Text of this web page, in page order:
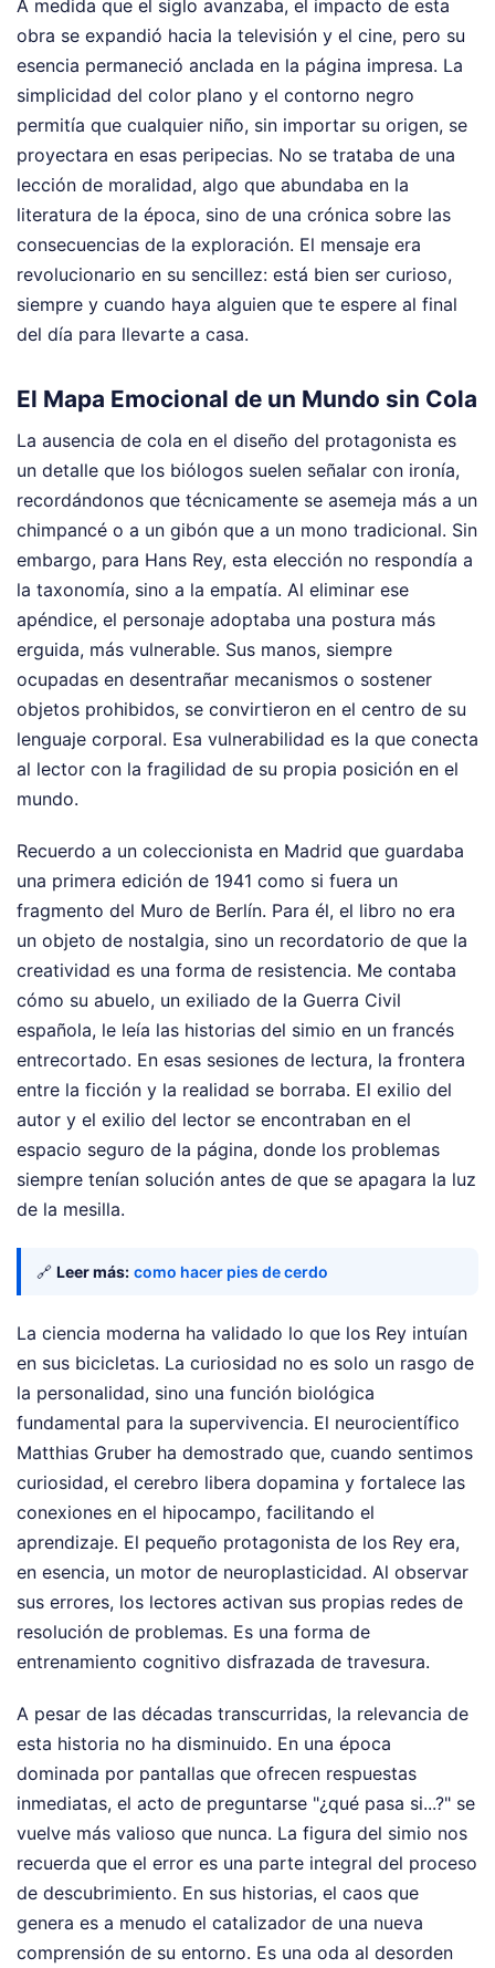
A medida que el siglo avanzaba, el impacto de esta
obra se expandió hacia la televisión y el cine, pero su
esencia permaneció anclada en la página impresa. La
simplicidad del color plano y el contorno negro
permitía que cualquier niño, sin importar su origen, se
proyectara en esas peripecias. No se trataba de una
lección de moralidad, algo que abundaba en la
literatura de la época, sino de una crónica sobre las
consecuencias de la exploración. El mensaje era
revolucionario en su sencillez: está bien ser curioso,
siempre y cuando haya alguien que te espere al final
del día para llevarte a casa.
El Mapa Emocional de un Mundo sin Cola
La ausencia de cola en el diseño del protagonista es
un detalle que los biólogos suelen señalar con ironía,
recordándonos que técnicamente se asemeja más a un
chimpancé o a un gibón que a un mono tradicional. Sin
embargo, para Hans Rey, esta elección no respondía a
la taxonomía, sino a la empatía. Al eliminar ese
apéndice, el personaje adoptaba una postura más
erguida, más vulnerable. Sus manos, siempre
ocupadas en desentrañar mecanismos o sostener
objetos prohibidos, se convirtieron en el centro de su
lenguaje corporal. Esa vulnerabilidad es la que conecta
al lector con la fragilidad de su propia posición en el
mundo.
Recuerdo a un coleccionista en Madrid que guardaba
una primera edición de 1941 como si fuera un
fragmento del Muro de Berlín. Para él, el libro no era
un objeto de nostalgia, sino un recordatorio de que la
creatividad es una forma de resistencia. Me contaba
cómo su abuelo, un exiliado de la Guerra Civil
española, le leía las historias del simio en un francés
entrecortado. En esas sesiones de lectura, la frontera
entre la ficción y la realidad se borraba. El exilio del
autor y el exilio del lector se encontraban en el
espacio seguro de la página, donde los problemas
siempre tenían solución antes de que se apagara la luz
de la mesilla.
🔗 Leer más: como hacer pies de cerdo
La ciencia moderna ha validado lo que los Rey intuían
en sus bicicletas. La curiosidad no es solo un rasgo de
la personalidad, sino una función biológica
fundamental para la supervivencia. El neurocientífico
Matthias Gruber ha demostrado que, cuando sentimos
curiosidad, el cerebro libera dopamina y fortalece las
conexiones en el hipocampo, facilitando el
aprendizaje. El pequeño protagonista de los Rey era,
en esencia, un motor de neuroplasticidad. Al observar
sus errores, los lectores activan sus propias redes de
resolución de problemas. Es una forma de
entrenamiento cognitivo disfrazada de travesura.
A pesar de las décadas transcurridas, la relevancia de
esta historia no ha disminuido. En una época
dominada por pantallas que ofrecen respuestas
inmediatas, el acto de preguntarse "¿qué pasa si...?" se
vuelve más valioso que nunca. La figura del simio nos
recuerda que el error es una parte integral del proceso
de descubrimiento. En sus historias, el caos que
genera es a menudo el catalizador de una nueva
comprensión de su entorno. Es una oda al desorden